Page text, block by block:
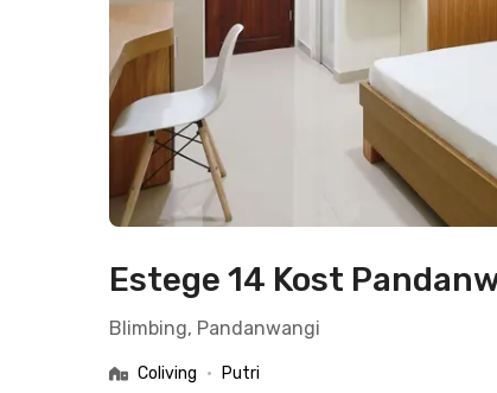
Estege 14 Kost
Blimbing, Pandanwangi
Coliving • Putri